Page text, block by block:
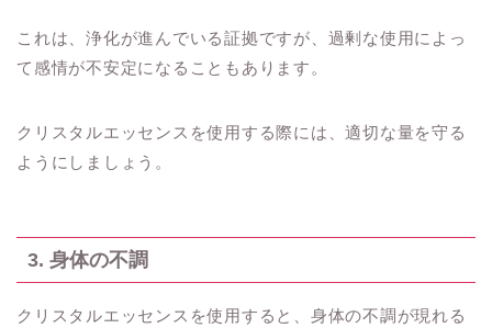
これは、浄化が進んでいる証拠ですが、過剰な使用によっ
て感情が不安定になることもあります。
クリスタルエッセンスを使用する際には、適切な量を守る
ようにしましょう。
3. 身体の不調
クリスタルエッセンスを使用すると、身体の不調が現れる